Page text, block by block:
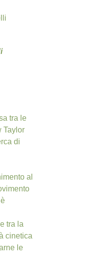
tra le
Taylor
di
al
tra la
cinetica
le